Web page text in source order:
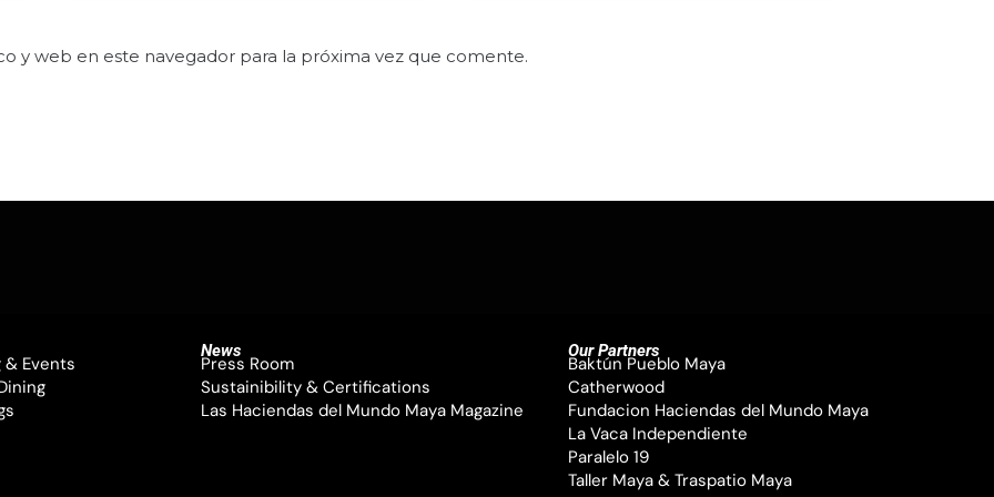
y web en este navegador para la próxima vez que comente.
Events
News
Press Room
Sustainibility & Certifications
Las Haciendas del Mundo Maya Magazine
Our Partners
Baktún Pueblo Maya
Catherwood
Fundacion Haciendas del Mundo Maya
La Vaca Independiente
Paralelo 19
Taller Maya & Traspatio Maya